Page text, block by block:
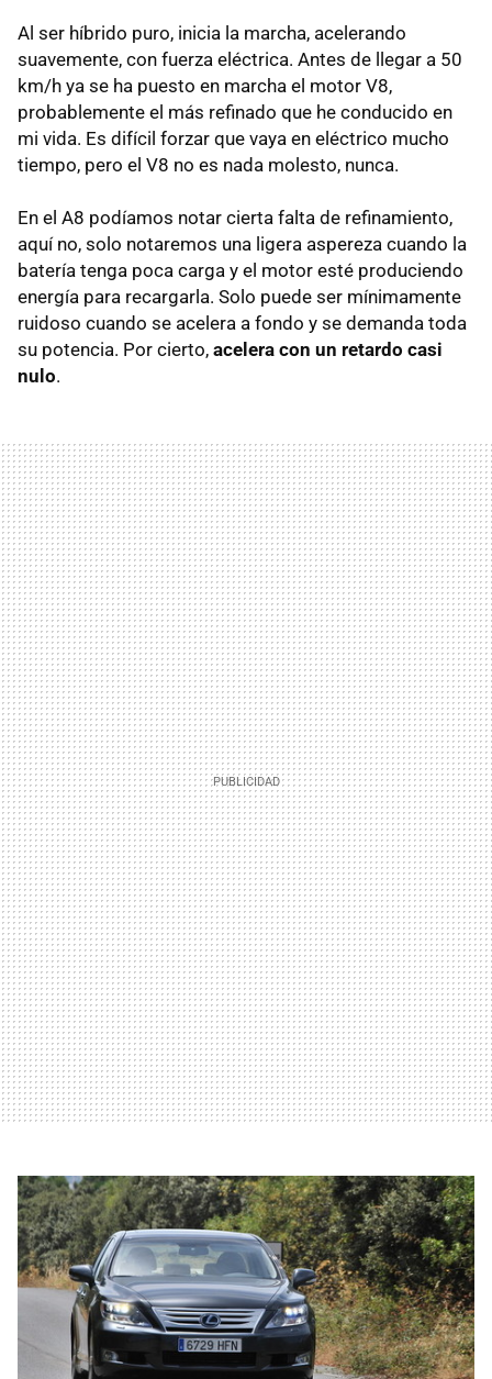
Al ser híbrido puro, inicia la marcha, acelerando
suavemente, con fuerza eléctrica. Antes de llegar a 50
km/h ya se ha puesto en marcha el motor V8,
probablemente el más refinado que he conducido en
mi vida. Es difícil forzar que vaya en eléctrico mucho
tiempo, pero el V8 no es nada molesto, nunca.
En el A8 podíamos notar cierta falta de refinamiento,
aquí no, solo notaremos una ligera aspereza cuando la
batería tenga poca carga y el motor esté produciendo
energía para recargarla. Solo puede ser mínimamente
ruidoso cuando se acelera a fondo y se demanda toda
su potencia. Por cierto, acelera con un retardo casi
nulo.